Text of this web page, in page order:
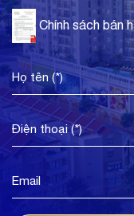
Chính sách bán